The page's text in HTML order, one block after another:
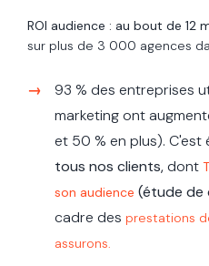
ROI audience : au bout de 12
sur plus de 3 000 agences
93 % des entreprises
marketing ont
et 50 % en plus). C'est
tous nos clients,dont
son audience (étude de
cadre des prestations
assurons.